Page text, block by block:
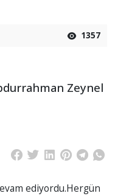
1357
Zeynel
ediyordu.Hergün